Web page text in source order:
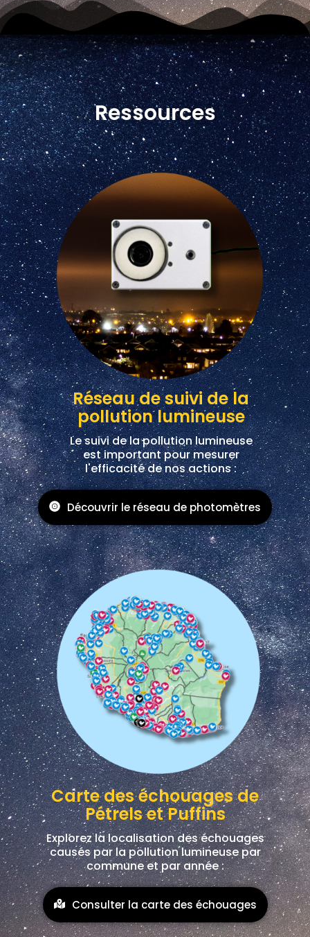
Ressources
Réseau de suivi de la
pollution lumineuse
Le suivi de la pollution lumineuse
est important pour mesurer
l'efficacité de nos actions :
Découvrir le réseau de photomètres
Carte des échouages de
Pétrels et Puffins
Explorez la localisation des échouages
causés par la pollution lumineuse par
commune et par année :
Consulter la carte des échouages